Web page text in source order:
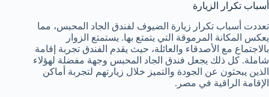
أسباب تكرار الزيارة
تعددت أسباب تكرار زيارة الضيوف لفندق الجاد المحبس، مما
يعكس المكانة المرموقة التي يتمتع بها. يستمتع الزوار
بالاجتماع مع الأصدقاء والعائلة، حيث يقدم الفندق تجربة إقامة
شاملة. كل ذلك يجعل فندق الجاد المحبس وجهة مفضلة لهؤلاء
الذين يبحثون عن الجودة والتميز خلال زيارتهم لتجربة أماكن
الإقامة الراقية في مصر.